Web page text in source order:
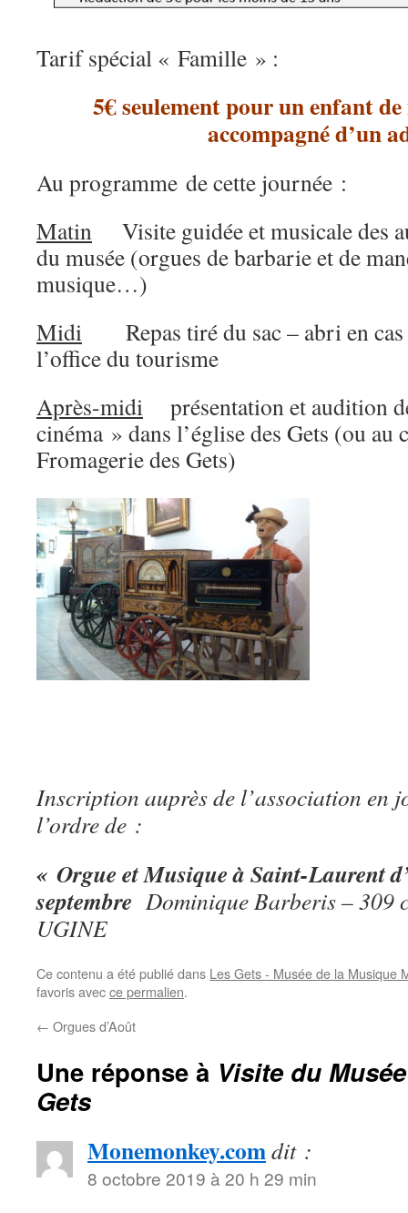
Tarif spécial « Famille » :
5€ seulement pour un enfant
accompagné d’un
Au programme de cette journée :
Matin Visite guidée et musicale des
du musée (orgues de barbarie et de
musique…)
Midi Repas tiré du sac – abri en cas
l’office du tourisme
Après-midi présentation et audition
cinéma » dans l’église des Gets (ou au
Fromagerie des Gets)
Inscription auprès de l’association en
l’ordre de :
« Orgue et Musique à Saint-Laurent
septembre Dominique Barberis – 309
UGINE
Ce contenu a été publié dans Les Gets - Musée de la Musique
favoris avecce permalien.
← Orgues d’Août
Une réponse à Visite du
Gets
Monemonkey.comdit :
8 octobre 2019 à 20 h 29 min